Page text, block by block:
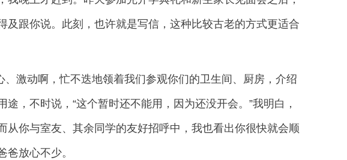
及跟你说。此刻，也许就是写信，这种比较古老的方式更适合
激动啊，忙不迭地领着我们参观你们的卫生间、厨房，介绍
，不时说，“这个暂时还不能用，因为还没开会。”我明白，
从你与室友、其余同学的友好招呼中，我也看出你很快就会顺
爸放心不少。